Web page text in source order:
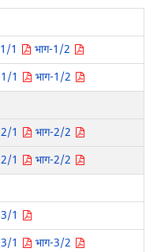
1
भाग-1/2
1
भाग-1/2
1
भाग-2/2
1
भाग-2/2
1
1
भाग-3/2